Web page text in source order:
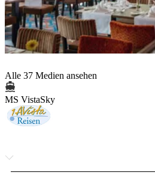
Alle 37 Medien ansehen
MS VistaSky